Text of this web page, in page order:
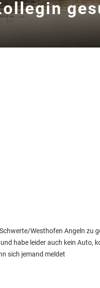
Westhofen Angeln zu
habe leider auch kein Auto,
sich jemand meldet